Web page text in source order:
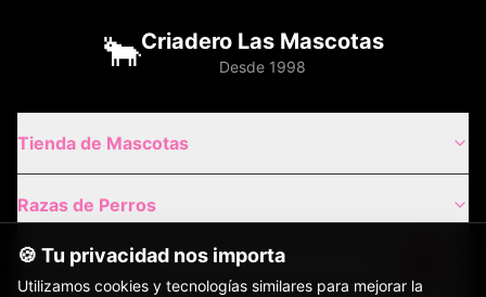
🐂Criadero Las Mascotas
Desde 1998
Tienda de Mascotas
Razas de Perros
Gatos de Raza
🍪 Tu privacidad nos importa
Utilizamos cookies y tecnologías similares para mejorar la